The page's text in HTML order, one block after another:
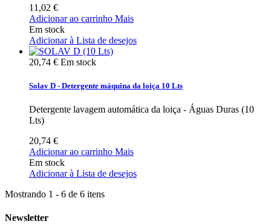
11,02 €
Adicionar ao carrinho Mais
Em stock
Adicionar à Lista de desejos
20,74 € Em stock
Solav D - Detergente máquina da loiça 10 Lts
Detergente lavagem automática da loiça - Águas Duras (10
Lts)
20,74 €
Adicionar ao carrinho Mais
Em stock
Adicionar à Lista de desejos
Mostrando 1 - 6 de 6 itens
Newsletter